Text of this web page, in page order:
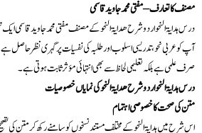
مصنف کا تعارف – مفتی محمد جاوید قاسمی
درس ہدایۃ النحو اردو شرح ھدایۃ النحو کے مصنف مفتی محمد جاوید قاسمی
آپ کو عربی نحو، تدریسی اسلوب اور طلبہ کی نفسیات پر گہری نظر
صرف علمی ہے بلکہ تعلیمی لحاظ سے بھی انتہائی مؤثر ثابت ہوتی ہے۔
درس ہدایۃ النحو اردو شرح ھدایۃ النحو کی نمایاں خصوصیات
متن کی صحت کا خصوصی اہتمام
اس شرح میں ہدایۃ النحو کے مختلف مستند نسخوں کو سامنے رکھ کر متن کی تصحیح